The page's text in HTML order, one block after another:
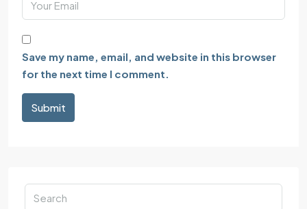
Save my name, email, and website in this browser
for the next time I comment.
Submit